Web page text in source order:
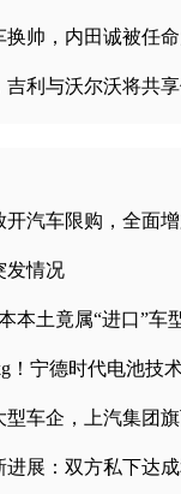
换帅，内田诚被任
吉利与沃尔沃将共
开汽车限购，全面
发情况
本土竟属“进口”车
！宁德时代电池技